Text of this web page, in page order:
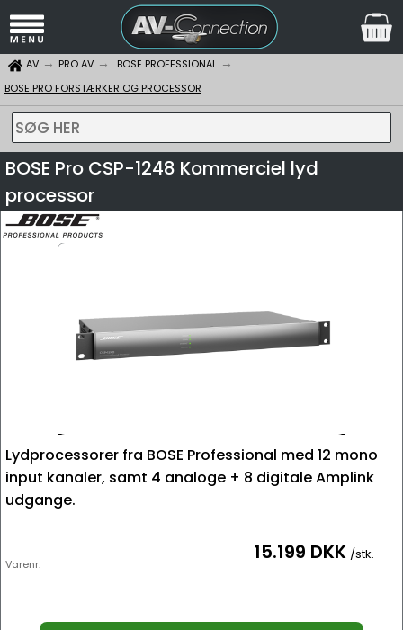
AV PRO AV
BOSE PROFESSIONAL
BOSE PRO FORSTÆRKER OG PROCESSOR
SØG HER
BOSE Pro CSP-1248 Kommerciel lyd
processor
Lydprocessorer fra BOSE Professional med 12 mono
input kanaler, samt 4 analoge + 8 digitale Amplink
udgange.
Varenr: 15.199 DKK /stk.